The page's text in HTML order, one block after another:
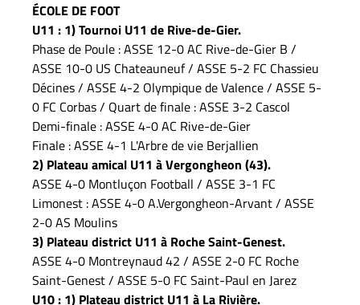
ÉCOLE DE FOOT
U11 : 1) Tournoi U11 de Rive-de-Gier.
Phase de Poule : ASSE 12-0 AC Rive-de-Gier B /
ASSE 10-0 US Chateauneuf / ASSE 5-2 FC Chassieu
Décines / ASSE 4-2 Olympique de Valence / ASSE 5-
0 FC Corbas / Quart de finale : ASSE 3-2 Cascol
Demi-finale : ASSE 4-0 AC Rive-de-Gier
Finale : ASSE 4-1 L'Arbre de vie Berjallien
2) Plateau amical U11 à Vergongheon (43).
ASSE 4-0 Montluçon Football / ASSE 3-1 FC
Limonest : ASSE 4-0 A.Vergongheon-Arvant / ASSE
2-0 AS Moulins
3) Plateau district U11 à Roche Saint-Genest.
ASSE 4-0 Montreynaud 42 / ASSE 2-0 FC Roche
Saint-Genest / ASSE 5-0 FC Saint-Paul en Jarez
U10 : 1) Plateau district U11 à La Rivière.